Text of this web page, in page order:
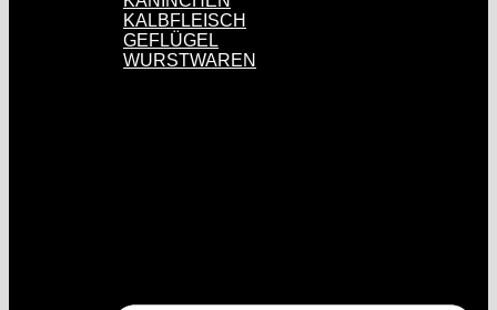
KALBFLEISCH
GEFLÜGEL
WURSTWAREN